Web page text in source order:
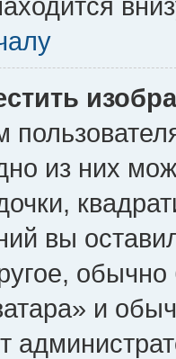
из них
вы
и